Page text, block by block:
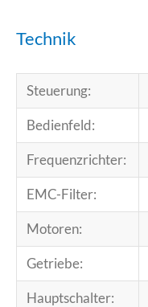
Technik
Steuerung:
Bedienfeld:
Frequenzrichter:
EMC-Filter:
Motoren:
Getriebe:
Hauptschalter: